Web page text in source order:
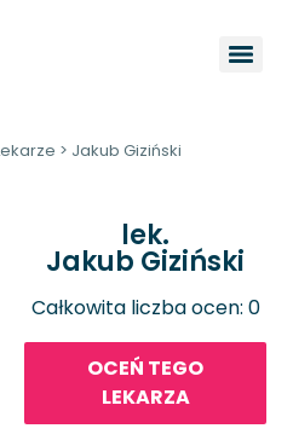
> Jakub Giziński
lek.
Jakub Giziński
Całkowita liczba ocen: 0
OCEŃ TEGO
LEKARZA